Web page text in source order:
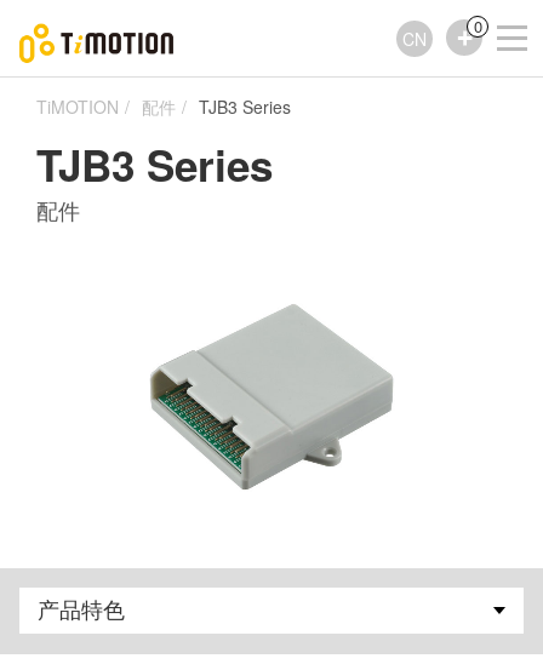
CN
0
TiMOTION 配件 TJB3 Series
TJB3 Series
配件